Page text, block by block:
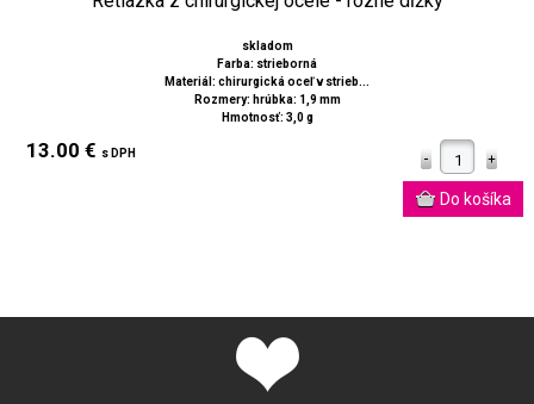
skladom
Farba: strieborná
Materiál: chirurgická oceľ v strieb...
Rozmery: hrúbka: 1,9 mm
Hmotnosť: 3,0 g
13.00 € s DPH